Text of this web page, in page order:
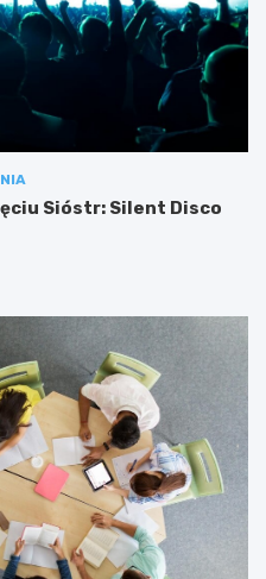
Sióstr: Silent Disco